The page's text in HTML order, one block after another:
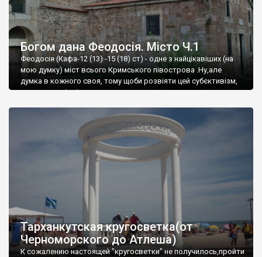
Богом дана Феодосія. Місто Ч.1
Феодосія (Кафа-12 (13) -15 (18) ст) - одне з найцікавіших (на
мою думку) міст всього Кримського півострова .Ну,але
думка в кожного своя, тому щоби розвіяти цей субєктивізм,
запрошую відвідати це
Тарханкутская кругосветка(от
Черноморского до Атлеша)
К сожалению настоящей "кругосветки" не получилось,пройти